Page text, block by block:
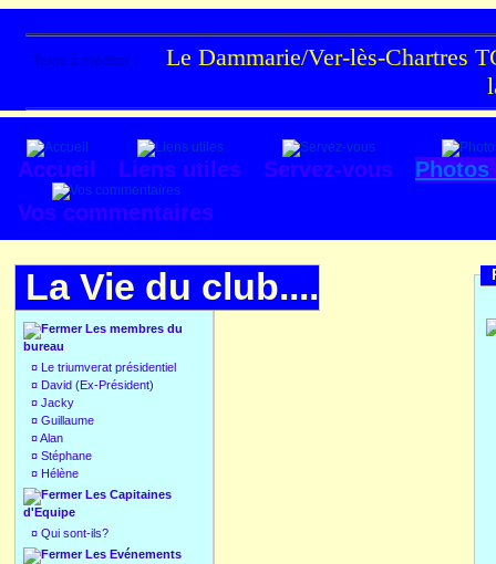
Texte à méditer :
Le Dammarie/Ver-lès-Chartres
Accueil Liens utiles Servez-vous
Photos
Vos commentaires
La Vie du club....
Les membres du
bureau
¤ Le triumverat présidentiel
¤ David (Ex-Président)
¤ Jacky
¤ Guillaume
¤Alan
¤ Stéphane
¤ Hélène
Les Capitaines
d'Equipe
¤ Qui sont-ils?
Les Evénements